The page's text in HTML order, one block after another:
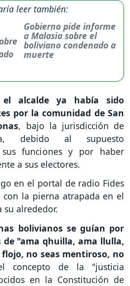
leer también:
Gobierno pide informe
a Malasia sobre el
boliviano condenado a
muerte
el alcalde ya había sido
por la comunidad de San
, bajo la jurisdicción de
debido al supuesto
funciones y por haber
a sus electores.
en el portal de radio Fides
la pierna atrapada en el
su alrededor.
bolivianos se guían por
de "ama qhuilla, ama llulla,
no seas mentiroso, no
concepto de la "justicia
en la Constitución de